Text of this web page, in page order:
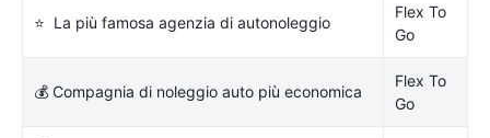
⭐ La più famosa agenzia di autonoleggio
Flex To
Go
💰 Compagnia di noleggio auto più economica
Flex To
Go